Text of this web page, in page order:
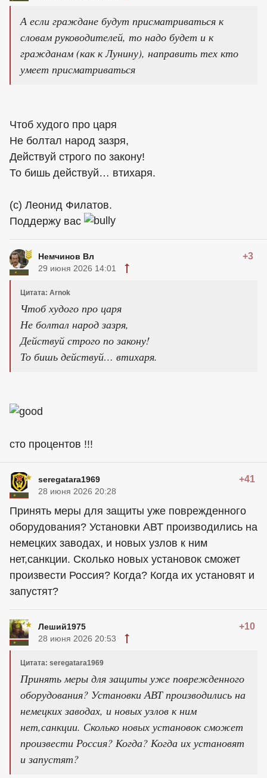
А если граждане будут присматриваться к
словам руководителей, то надо будет и к
гражданам (как к Лунину), направить тех кто
умеет присматриваться
Чтоб худого про царя
Не болтал народ зазря,
Действуй строго по закону!
То бишь действуй… втихаря.
(с) Леонид Филатов.
Поддержу вас
Немчинов Вл +3
29 июня 2026 14:01
Цитата: Arnok
Чтоб худого про царя
Не болтал народ зазря,
Действуй строго по закону!
То бишь действуй… втихаря.
сто процентов !!!
seregatara1969 +41
28 июня 2026 20:28
Принять меры для защиты уже поврежденного
оборудования? Установки АВТ производились на
немецких заводах, и новых узлов к ним
нет,санкции. Сколько новых установок сможет
произвести Россия? Когда? Когда их установят и
запустят?
Леший1975 +10
28 июня 2026 20:53
Цитата: seregatara1969
Принять меры для защиты уже поврежденного
оборудования? Установки АВТ производились на
немецких заводах, и новых узлов к ним
нет,санкции. Сколько новых установок сможет
произвести Россия? Когда? Когда их установят
и запустят?